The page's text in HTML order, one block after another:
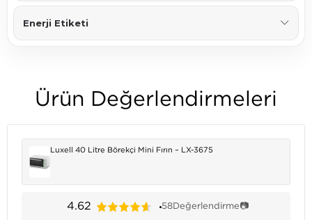
Enerji Etiketi
Ürün Değerlendirmeleri
Luxell 40 Litre Börekçi Mini Fırın – LX-3675
4.62 58 Değerlendirme📷